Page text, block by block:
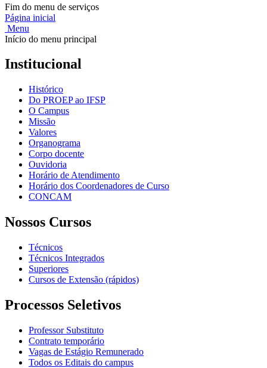
Fim do menu de serviços
Página inicial
Menu
Início do menu principal
Institucional
Histórico
Do PROEP ao IFSP
O Campus
Missão
Valores
Organograma
Corpo docente
Ouvidoria
Horário de Atendimento
Horário dos Coordenadores de Curso
CONCAM
Nossos Cursos
Técnicos
Técnicos Integrados
Superiores
Cursos de Extensão (rápidos)
Processos Seletivos
Professor Substituto
Contrato temporário
Vagas de Estágio Remunerado
Todos os Editais do campus